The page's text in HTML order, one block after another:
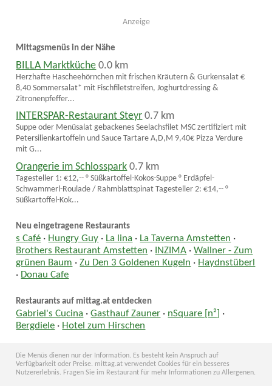
Anzeige
Mittagsmenüs in der Nähe
BILLA Marktküche 0.0 km
Herzhafte Hascheehörnchen mit frischen Kräutern & Gurkensalat €
8,40 Sommersalat* mit Fischfiletstreifen, Joghurtdressing &
Zitronenpfeffer...
INTERSPAR-Restaurant Steyr 0.7 km
Suppe oder Menüsalat gebackenes Seelachsfilet MSC zertifiziert mit
Petersilienkartoffeln und Sauce Tartare A,D,M 9,40€ Pizza Verdure
mit G...
Orangerie im Schlosspark 0.7 km
Tagesteller 1: €12,-- ° Süßkartoffel-Kokos-Suppe ° Erdäpfel-
Schwammerl-Roulade / Rahmblattspinat Tagesteller 2: €14,-- °
Süßkartoffel-Kok...
Neu eingetragene Restaurants
s Café · Hungry Guy · La lina · La Taverna Amstetten ·
Brothers Restaurant Amstetten · INZIMA ·Wallner - Zum
grünen Baum ·Zu Den 3 Goldenen Kugeln · Haydnstüberl
· Donau Cafe
Restaurants auf mittag.at entdecken
Gabriel's Cucina ·Gasthauf Zauner · nSquare [n²]
·
Bergdiele · Hotel zum Hirschen
Die Menüs dienen nur der Information. Es besteht kein Anspruch auf
Verfügbarkeit oder Preise. mittag.at verwendet Cookies für ein besseres
Nutzererlebnis. Fragen Sie im Restaurant für mehr Informationen zu Allergenen.